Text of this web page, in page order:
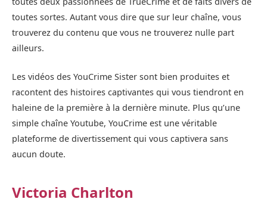
toutes sortes. Autant vous dire que sur leur chaîne, vous
trouverez du contenu que vous ne trouverez nulle part
ailleurs.
Les vidéos des YouCrime Sister sont bien produites et
racontent des histoires captivantes qui vous tiendront en
haleine de la première à la dernière minute. Plus qu’une
simple chaîne Youtube, YouCrime est une véritable
plateforme de divertissement qui vous captivera sans
aucun doute.
Victoria Charlton